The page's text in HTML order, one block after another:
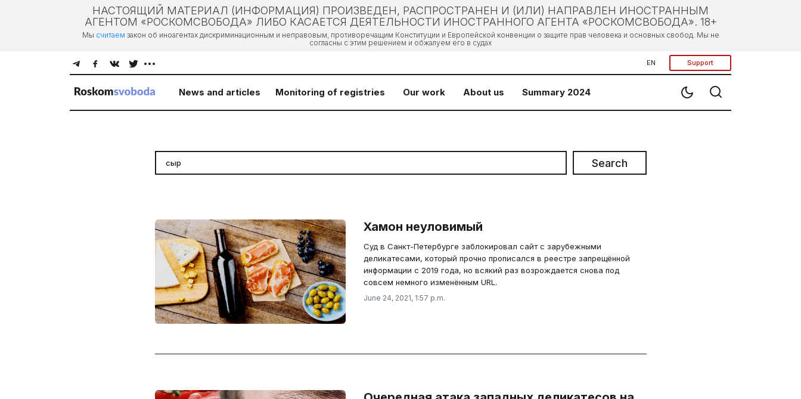
НАСТОЯЩИЙ МАТЕРИАЛ (ИНФОРМАЦИЯ) ПРОИЗВЕДЕН, РАСПРОСТРАНЕН И (ИЛИ) НАПРАВЛЕН ИНОСТРАННЫМ
АГЕНТОМ «РОСКОМСВОБОДА» ЛИБО КАСАЕТСЯ ДЕЯТЕЛЬНОСТИ ИНОСТРАННОГО АГЕНТА «РОСКОМСВОБОДА». 18+
Мы считаем закон об иноагентах дискриминационным и неправовым, противоречащим Конституции и Европейской конвенции о защите прав человека и основных свобод. Мы не
согласны с этим решением и обжалуем его в судах
EN Support
News and articles Monitoring of registries Our work About us Summary 2024
Search
Хамон неуловимый
Суд в Санкт-Петербурге заблокировал сайт с зарубежными
деликатесами, который прочно прописался в реестре запрещённой
информации с 2019 года, но всякий раз возрождается снова под
совсем немного изменённым URL.
June 24, 2021, 1:57 p.m.